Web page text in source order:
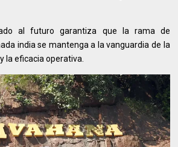
al futuro garantiza que la rama de
india se mantenga a la vanguardia de la
la eficacia operativa.